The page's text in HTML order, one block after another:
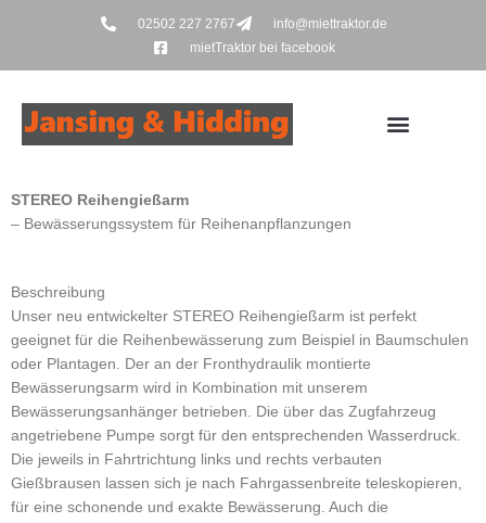
02502 227 2767
info@miettraktor.de
mietTraktor bei facebook
STEREO Reihengießarm
– Bewässerungssystem für Reihenanpflanzungen
Beschreibung
Unser neu entwickelter STEREO Reihengießarm ist perfekt
geeignet für die Reihenbewässerung zum Beispiel in Baumschulen
oder Plantagen. Der an der Fronthydraulik montierte
Bewässerungsarm wird in Kombination mit unserem
Bewässerungsanhänger betrieben. Die über das Zugfahrzeug
angetriebene Pumpe sorgt für den entsprechenden Wasserdruck.
Die jeweils in Fahrtrichtung links und rechts verbauten
Gießbrausen lassen sich je nach Fahrgassenbreite teleskopieren,
für eine schonende und exakte Bewässerung. Auch die